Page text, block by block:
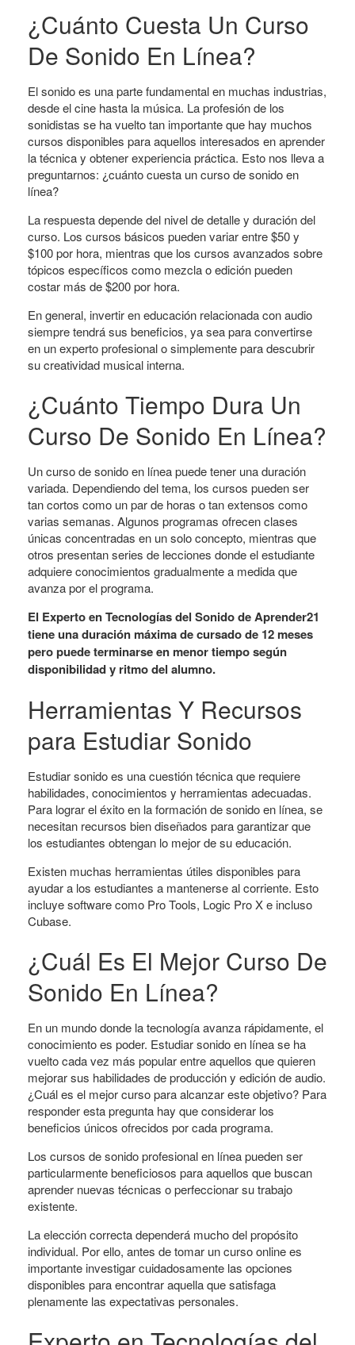
¿Cuánto Cuesta Un Curso
De Sonido En Línea?
El sonido es una parte fundamental en muchas industrias,
desde el cine hasta la música. La profesión de los
sonidistas se ha vuelto tan importante que hay muchos
cursos disponibles para aquellos interesados ​​en aprender
la técnica y obtener experiencia práctica. Esto nos lleva a
preguntarnos: ¿cuánto cuesta un curso de sonido en
línea?
La respuesta depende del nivel de detalle y duración del
curso. Los cursos básicos pueden variar entre $50 y
$100 por hora, mientras que los cursos avanzados sobre
tópicos específicos como mezcla o edición pueden
costar más de $200 por hora.
En general, invertir en educación relacionada con audio
siempre tendrá sus beneficios, ya sea para convertirse
en un experto profesional o simplemente para descubrir
su creatividad musical interna.
¿Cuánto Tiempo Dura Un
Curso De Sonido En Línea?
Un curso de sonido en línea puede tener una duración
variada. Dependiendo del tema, los cursos pueden ser
tan cortos como un par de horas o tan extensos como
varias semanas. Algunos programas ofrecen clases
únicas concentradas en un solo concepto, mientras que
otros presentan series de lecciones donde el estudiante
adquiere conocimientos gradualmente a medida que
avanza por el programa.
El Experto en Tecnologías del Sonido de Aprender21
tiene una duración máxima de cursado de 12 meses
pero puede terminarse en menor tiempo según
disponibilidad y ritmo del alumno.
Herramientas Y Recursos
para Estudiar Sonido
Estudiar sonido es una cuestión técnica que requiere
habilidades, conocimientos y herramientas adecuadas.
Para lograr el éxito en la formación de sonido en línea, se
necesitan recursos bien diseñados para garantizar que
los estudiantes obtengan lo mejor de su educación.
Existen muchas herramientas útiles disponibles para
ayudar a los estudiantes a mantenerse al corriente. Esto
incluye software como Pro Tools, Logic Pro X e incluso
Cubase.
¿Cuál Es El Mejor Curso De
Sonido En Línea?
En un mundo donde la tecnología avanza rápidamente, el
conocimiento es poder. Estudiar sonido en línea se ha
vuelto cada vez más popular entre aquellos que quieren
mejorar sus habilidades de producción y edición de audio.
¿Cuál es el mejor curso para alcanzar este objetivo? Para
responder esta pregunta hay que considerar los
beneficios únicos ofrecidos por cada programa.
Los cursos de sonido profesional en línea pueden ser
particularmente beneficiosos para aquellos que buscan
aprender nuevas técnicas o perfeccionar su trabajo
existente.
La elección correcta dependerá mucho del propósito
individual. Por ello, antes de tomar un curso online es
importante investigar cuidadosamente las opciones
disponibles para encontrar aquella que satisfaga
plenamente las expectativas personales.